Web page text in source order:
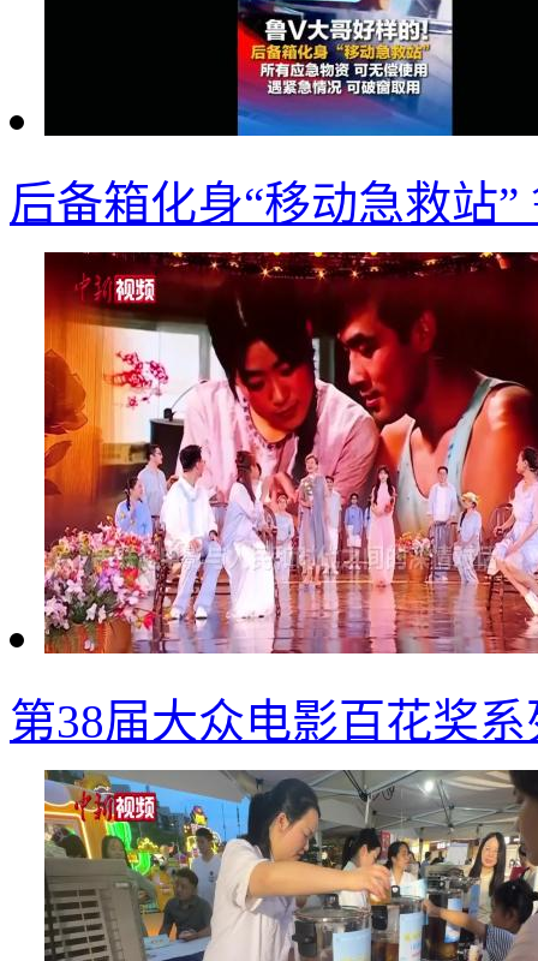
后备箱化身“移动急救站
第38届大众电影百花奖